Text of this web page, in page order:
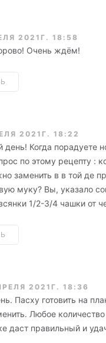
2021Г. 18:58
Очень ждём!
2021Г. 18:22
день! Когда порадуете
по этому рецепту :
заменить в в той де
муку? Вы, указало
1/2-3/4 чашки от
2021Г. 18:36
Пасху готовить на
Любое
даст правильный и